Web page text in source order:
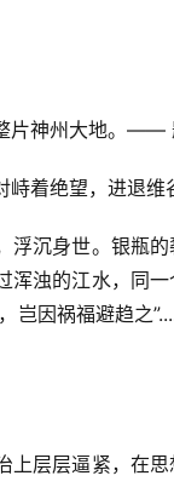
片神州大地。——
着绝望，进退维
沉身世。银瓶
浊的江水，同
岂因祸福避趋之
层层逼紧，在